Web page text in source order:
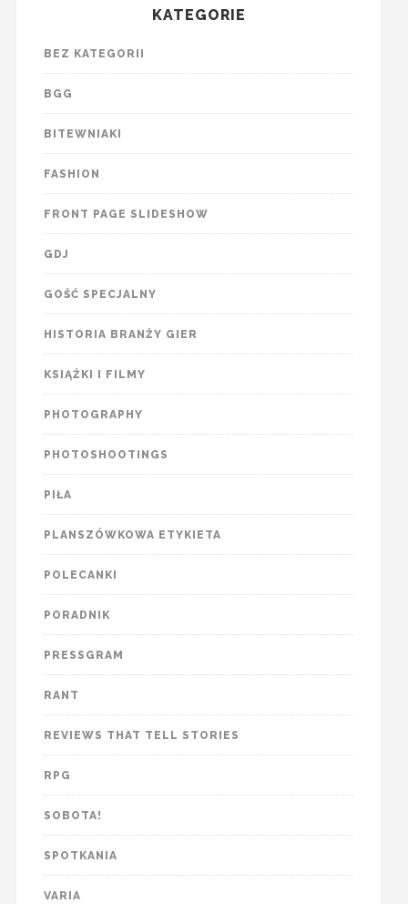
KATEGORIE
BEZ KATEGORII
BGG
BITEWNIAKI
FASHION
FRONT PAGE SLIDESHOW
GDJ
GOŚĆ SPECJALNY
HISTORIA BRANŻY GIER
KSIĄŻKI I FILMY
PHOTOGRAPHY
PHOTOSHOOTINGS
PIŁA
PLANSZÓWKOWA ETYKIETA
POLECANKI
PORADNIK
PRESSGRAM
RANT
REVIEWS THAT TELL STORIES
RPG
SOBOTA!
SPOTKANIA
VARIA